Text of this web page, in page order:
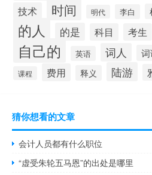
技术 时间 明代 李白
的人 的是 科目 考生
自己的 英语 词人
课程 费用 释义 陆游
猜你想看的文章
会计人员都有什么职位
“虚受朱轮五马恩”的出处是哪里